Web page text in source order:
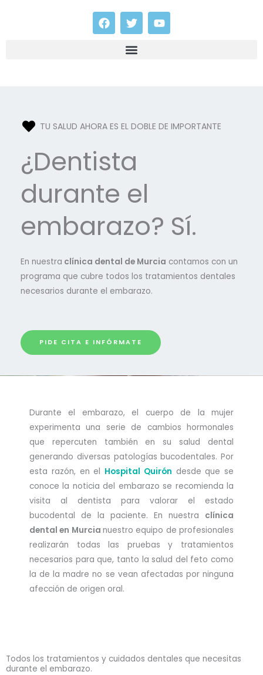
F
a
c
T
w
i
t
Y
o
u
TU SALUD AHORA ES EL DOBLE DE IMPORTANTE
¿Dentista
durante el
embarazo? Sí.
En nuestra clínica dental de Murcia contamos con un
programa que cubre todos los tratamientos dentales
necesarios durante el embarazo.
PIDE CITA E INFÓRMATE
Durante el embarazo, el cuerpo de la mujer
experimenta una serie de cambios hormonales
que repercuten también en su salud dental
generando diversas patologías bucodentales. Por
esta razón, en el Hospital Quirón desde que se
conoce la noticia del embarazo se recomienda la
visita al dentista para valorar el estado
bucodental de la paciente. En nuestra clínica
dental en Murcia nuestro equipo de profesionales
realizarán todas las pruebas y tratamientos
necesarios para que, tanto la salud del feto como
la de la madre no se vean afectadas por ninguna
afección de origen oral.
Todos los tratamientos y cuidados dentales que necesitas
durante el embarazo.